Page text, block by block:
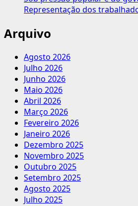
esvaziar
a
e
a
Previdência
Representação dos
Arquivo
Agosto 2026
Julho 2026
Junho 2026
Maio 2026
Abril 2026
Março 2026
Fevereiro 2026
Janeiro 2026
Dezembro 2025
Novembro 2025
Outubro 2025
Setembro 2025
Agosto 2025
Julho 2025